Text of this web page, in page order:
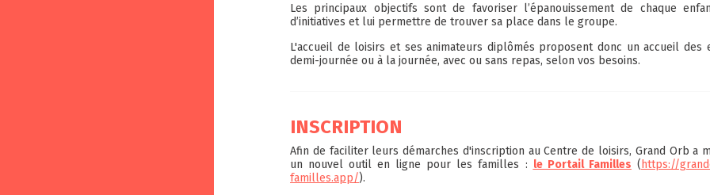
Les principaux objectifs sont de favoriser l’épanouissement de chaque
d’initiatives et lui permettre de trouver sa place dans le groupe.
L'accueil de loisirs et ses animateurs diplômés proposent donc un accueil des
demi-journée ou à la journée, avec ou sans repas, selon vos besoins.
INSCRIPTION
Afin de faciliter leurs démarches d'inscription au Centre de loisirs, Grand Orb a
un nouvel outil en ligne pour les familles : le Portail Familles ( https://
familles.app/).